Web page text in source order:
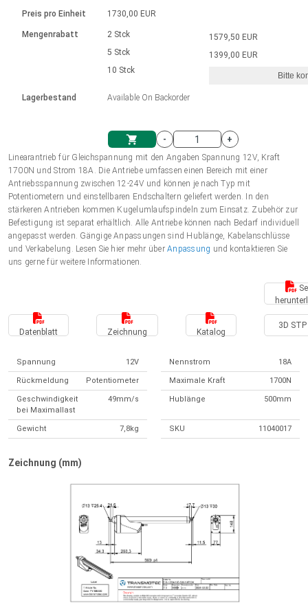
Einheitssystem
Einkaufswagen
Hubmagnete
230 - 50 Hz | 110 - 60 Hz
Drehzahlregelung für die AIS-Serie
Bürstenlose Gleichstrommotoren
mit Planetengetriebe und internem
Ø 28-42| 1-1400 rpm | <= 290Ncm
Bürstenlose DC Motor Controller
Gleichstrommotoren mit
Schneckengetriebe und Bürsten
Ø43-124mm | 31-425rpm | ≤ 41Nm
Treiber für Gleichstrommotoren mit
Synchron-Asynchron | für 1-4 Elektrozylinder
Synchron-Asynchron | für 1-4 Elektrozylinder
Français (EUR)
Polski (EUR)
Norsk (NOK)
Suomi (EUR)
Preis pro Einheit
Mengenrabatt
Lagerbestand
1730,00 EUR
2 Stck
5 Stck
10 Stck
Available On Backorder
1579,50 EUR
1399,00 EUR
Bitte
-
+
Linearantrieb für Gleichspannung mit den Angaben Spannung 12V, Kraft
1700N und Strom 18A. Die Antriebe umfassen einen Bereich mit einer
Antriebsspannung zwischen 12-24V und können je nach Typ mit
Potentiometern und einstellbaren Endschaltern geliefert werden. In den
stärkeren Antrieben kommen Kugelumlaufspindeln zum Einsatz. Zubehör zur
Befestigung ist separat erhältlich. Alle Antriebe können nach Bedarf individuell
angepasst werden. Gängige Anpassungen sind Hublänge, Kabelanschlüsse
und Verkabelung. Lesen Sie hier mehr überAnpassung und kontaktieren Sie
uns gerne für weitere Informationen.
Datenblatt Zeichnung Katalog
3D STP
Spannung 12V Nennstrom 18A
Rückmeldung Potentiometer Maximale Kraft 1700N
Geschwindigkeit
bei Maximallast
49mm/s Hublänge 500mm
Gewicht 7,8kg SKU 11040017
Zeichnung (mm)